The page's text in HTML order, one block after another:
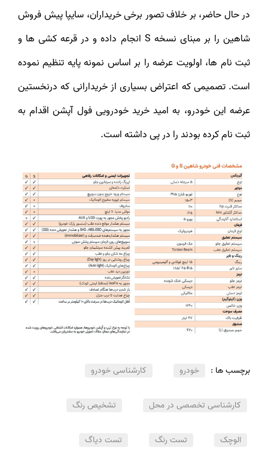
در حال حاضر، بر خلاف تصور برخی خریداران، سایپا پیش فروش
شاهین را بر مبنای نسخه S انجام داده و در قرعه کشی ها و
ثبت نام ها، اولویت عرضه را بر اساس نمونه پایه تنظیم نموده
است. تصمیمی که اعتراض بسیاری از خریدارانی که درنخستین
عرضه این خودرو، به امید خرید خودرویی فول آپشن اقدام به
ثبت نام کرده بودند را در پی داشته است.
برچسب ها : خودرو کارشناسی خودرو
کارشناسی تخصصی در محل تشخیص رنگ
الوچک تست رنگ تست دیاگ